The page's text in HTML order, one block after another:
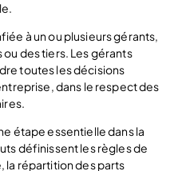
à un ou plusieurs gérants,
des tiers. Les gérants
toutes les décisions
dans le respect des
étape essentielle dans la
définissent les règles de
répartition des parts